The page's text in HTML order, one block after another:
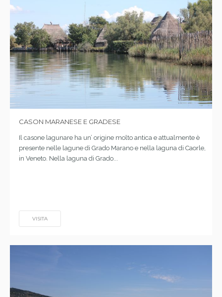
CASON MARANESE E GRADESE
Il casone lagunare ha un’ origine molto antica e attualmente è
presente nelle lagune di Grado Marano e nella laguna di Caorle,
in Veneto. Nella laguna di Grado...
VISITA